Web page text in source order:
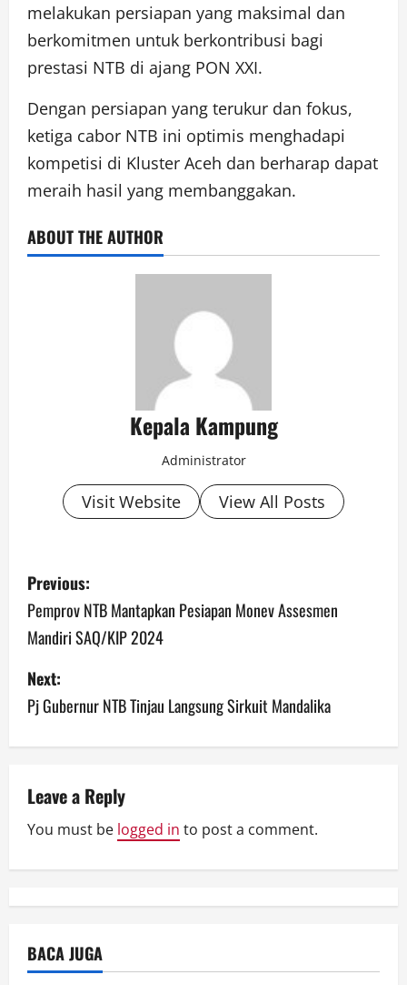
melakukan persiapan yang maksimal dan
berkomitmen untuk berkontribusi bagi
prestasi NTB di ajang PON XXI.
Dengan persiapan yang terukur dan fokus,
ketiga cabor NTB ini optimis menghadapi
kompetisi di Kluster Aceh dan berharap dapat
meraih hasil yang membanggakan.
ABOUT THE AUTHOR
Kepala Kampung
Administrator
Visit Website View All Posts
P
o
s
t
n
v
i
g
a
t
Previous:
Pemprov NTB Mantapkan Pesiapan Monev Assesmen
Mandiri SAQ/KIP 2024
Next:
Pj Gubernur NTB Tinjau Langsung Sirkuit Mandalika
Leave a Reply
You must be logged in to post a comment.
BACA JUGA